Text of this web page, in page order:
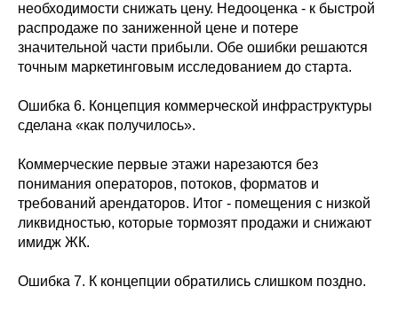
необходимости снижать цену. Недооценка - к быстрой
распродаже по заниженной цене и потере
значительной части прибыли. Обе ошибки решаются
точным маркетинговым исследованием до старта.
Ошибка 6. Концепция коммерческой инфраструктуры
сделана «как получилось».
Коммерческие первые этажи нарезаются без
понимания операторов, потоков, форматов и
требований арендаторов. Итог - помещения с низкой
ликвидностью, которые тормозят продажи и снижают
имидж ЖК.
Ошибка 7. К концепции обратились слишком поздно.